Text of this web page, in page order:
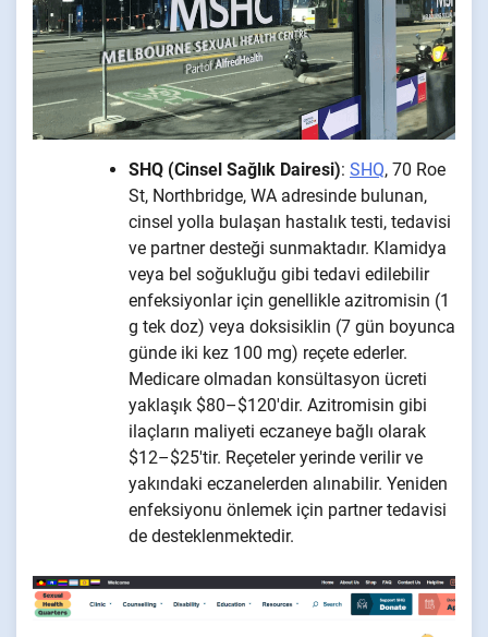
SHQ (Cinsel Sağlık Dairesi): SHQ, 70 Roe
St, Northbridge, WA adresinde bulunan,
cinsel yolla bulaşan hastalık testi, tedavisi
ve partner desteği sunmaktadır. Klamidya
veya bel soğukluğu gibi tedavi edilebilir
enfeksiyonlar için genellikle azitromisin (1
g tek doz) veya doksisiklin (7 gün boyunca
günde iki kez 100 mg) reçete ederler.
Medicare olmadan konsültasyon ücreti
yaklaşık $80–$120'dir. Azitromisin gibi
ilaçların maliyeti eczaneye bağlı olarak
$12–$25'tir. Reçeteler yerinde verilir ve
yakındaki eczanelerden alınabilir. Yeniden
enfeksiyonu önlemek için partner tedavisi
de desteklenmektedir.